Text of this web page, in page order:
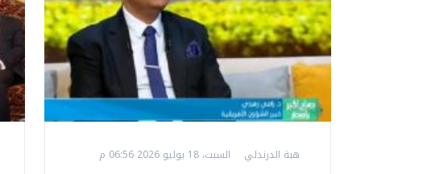
هبة الدرندلي السبت، 18 يوليو 2026 06:56 م